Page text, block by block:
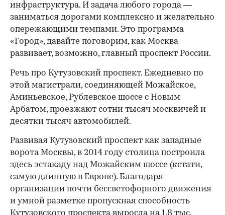
инфраструктура. И задача любого города —
заниматься дорогами комплексно и желательно
опережающими темпами. Это программа
«Город», давайте поговорим, как Москва
развивает, возможно, главный проспект России.
Речь про Кутузовский проспект. Ежедневно по
этой магистрали, соединяющей Можайское,
Аминьевское, Рублевское шоссе с Новым
Арбатом, проезжают сотни тысяч москвичей и
десятки тысяч автомобилей.
Развивая Кутузовский проспект как западные
ворота Москвы, в 2014 году столица построила
здесь эстакаду над Можайским шоссе (кстати,
самую длинную в Европе). Благодаря
организации почти бессветофорного движения
и умной разметке пропускная способность
Кутузовского проспекта выросла на 1,8 тыс.